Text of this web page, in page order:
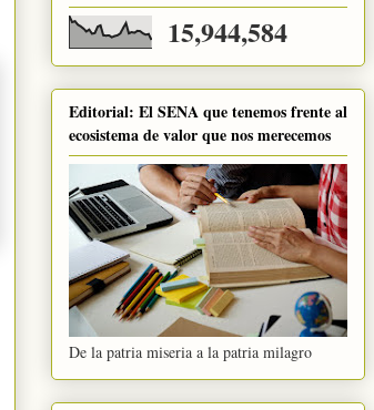
15,944,584
Editorial: El SENA que tenemos frente al
ecosistema de valor que nos merecemos
De la patria miseria a la patria milagro